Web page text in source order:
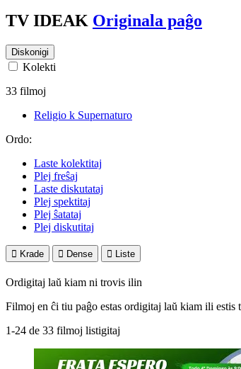
TV IDEAK Originala paĝo
Diskonigi
Kolekti
33 filmoj
Religio k Supernaturo
Ordo:
Laste kolektitaj
Plej freŝaj
Laste diskutataj
Plej spektitaj
Plej ŝatataj
Plej diskutitaj
 Krade  Dense  Liste
Ordigitaj laŭ kiam ni trovis ilin
Filmoj en ĉi tiu paĝo estas ordigitaj laŭ kiam ili
1-24 de 33 filmoj listigitaj